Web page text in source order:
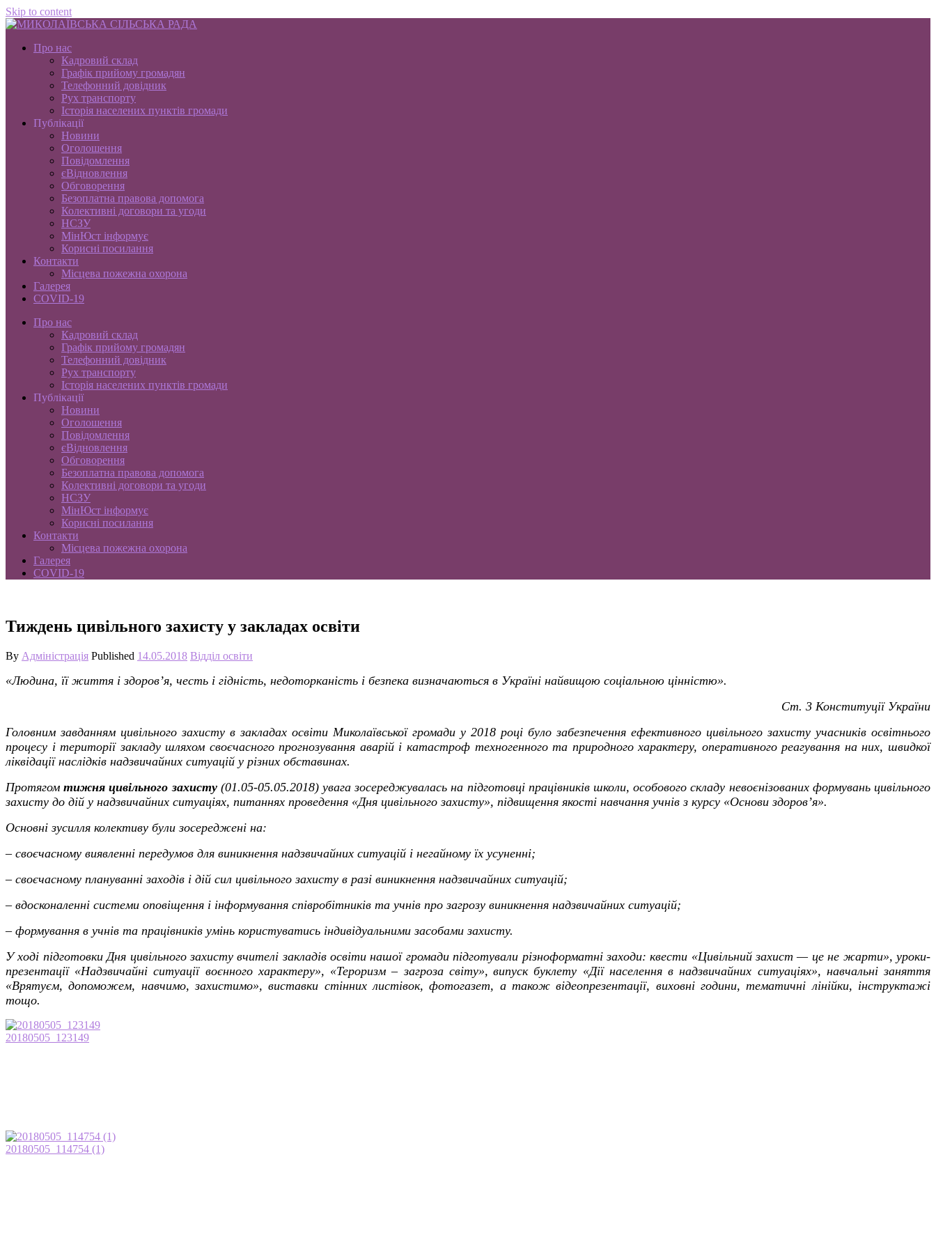
Skip to content
Про нас
Кадровий склад
Графік прийому громадян
Телефонний довідник
Рух транспорту
Історія населених пунктів громади
Публікації
Новини
Оголошення
Повідомлення
єВідновлення
Обговорення
Безоплатна правова допомога
Колективні договори та угоди
НСЗУ
МінЮст інформує
Корисні посилання
Контакти
Місцева пожежна охорона
Галерея
COVID-19
Про нас
Кадровий склад
Графік прийому громадян
Телефонний довідник
Рух транспорту
Історія населених пунктів громади
Публікації
Новини
Оголошення
Повідомлення
єВідновлення
Обговорення
Безоплатна правова допомога
Колективні договори та угоди
НСЗУ
МінЮст інформує
Корисні посилання
Контакти
Місцева пожежна охорона
Галерея
COVID-19
Тиждень цивільного захисту у закладах освіти
By Адміністрація Published 14.05.2018 Відділ освіти
«Людина, її життя і здоров’я, честь і гідність, недоторканість і безпека визначаються в Україні найвищою соціальною цінністю».
Ст. 3 Конституції України
Головним завданням цивільного захисту в закладах освіти Миколаївської громади у 2018 році було забезпечення ефективного цивільного захисту учасників освітнього
процесу і території закладу шляхом своєчасного прогнозування аварій і катастроф техногенного та природного характеру, оперативного реагування на них, швидкої
ліквідації наслідків надзвичайних ситуацій у різних обставинах.
Протягомтижня цивільного захисту(01.05-05.05.2018) увага зосереджувалась на підготовці працівників школи, особового складу невоєнізованих формувань цивільного
захисту до дій у надзвичайних ситуаціях, питаннях проведення «Дня цивільного захисту», підвищення якості навчання учнів з курсу «Основи здоров’я».
Основні зусилля колективу були зосереджені на:
– своєчасному виявленні передумов для виникнення надзвичайних ситуацій і негайному їх усуненні;
– своєчасному плануванні заходів і дій сил цивільного захисту в разі виникнення надзвичайних ситуацій;
– вдосконаленні системи оповіщення і інформування співробітників та учнів про загрозу виникнення надзвичайних ситуацій;
– формування в учнів та працівників умінь користуватись індивідуальними засобами захисту.
У ході підготовки Дня цивільного захисту вчителі закладів освіти нашої громади підготували різноформатні заходи: квести «Цивільний захист — це не жарти», уроки-
презентації «Надзвичайні ситуації воєнного характеру», «Тероризм – загроза світу», випуск буклету «Дії населення в надзвичайних ситуаціях», навчальні заняття
«Врятуєм, допоможем, навчимо, захистимо», виставки стінних листівок, фотогазет, а також відеопрезентації, виховні години, тематичні лінійки, інструктажі
тощо.
20180505_123149
20180505_114754 (1)